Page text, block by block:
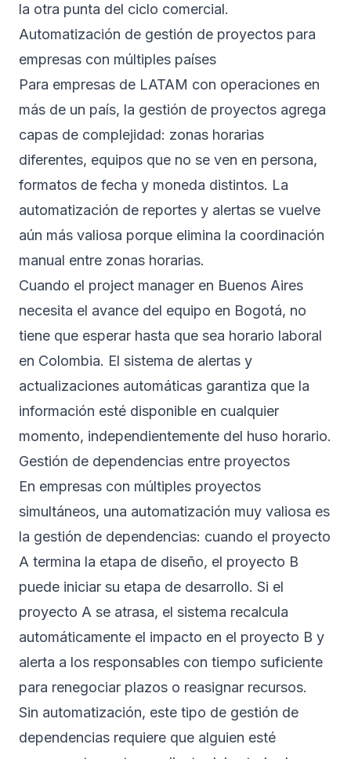
la otra punta del ciclo comercial.
Automatización de gestión de proyectos para
empresas con múltiples países
Para empresas de LATAM con operaciones en
más de un país, la gestión de proyectos agrega
capas de complejidad: zonas horarias
diferentes, equipos que no se ven en persona,
formatos de fecha y moneda distintos. La
automatización de reportes y alertas se vuelve
aún más valiosa porque elimina la coordinación
manual entre zonas horarias.
Cuando el project manager en Buenos Aires
necesita el avance del equipo en Bogotá, no
tiene que esperar hasta que sea horario laboral
en Colombia. El sistema de alertas y
actualizaciones automáticas garantiza que la
información esté disponible en cualquier
momento, independientemente del huso horario.
Gestión de dependencias entre proyectos
En empresas con múltiples proyectos
simultáneos, una automatización muy valiosa es
la gestión de dependencias: cuando el proyecto
A termina la etapa de diseño, el proyecto B
puede iniciar su etapa de desarrollo. Si el
proyecto A se atrasa, el sistema recalcula
automáticamente el impacto en el proyecto B y
alerta a los responsables con tiempo suficiente
para renegociar plazos o reasignar recursos.
Sin automatización, este tipo de gestión de
dependencias requiere que alguien esté